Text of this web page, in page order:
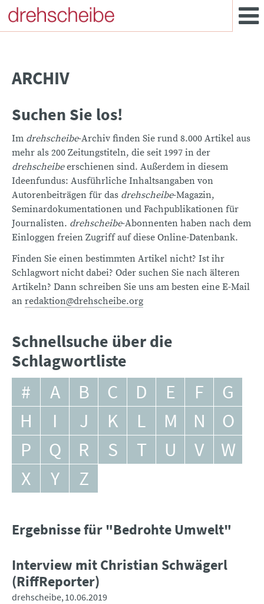
ARCHIV
Suchen Sie los!
Im drehscheibe-Archiv finden Sie rund 8.000 Artikel aus
mehr als 200 Zeitungstiteln, die seit 1997 in der
drehscheibeerschienen sind. Außerdem in diesem
Ideenfundus: Ausführliche Inhaltsangaben von
Autorenbeiträgen für das drehscheibe-Magazin,
Seminardokumentationen und Fachpublikationen für
Journalisten. drehscheibe-Abonnenten haben nach dem
Einloggen freien Zugriff auf diese Online-Datenbank.
Finden Sie einen bestimmten Artikel nicht? Ist ihr
Schlagwort nicht dabei? Oder suchen Sie nach älteren
Artikeln? Dann schreiben Sie uns am besten eine E-Mail
an redaktion@drehscheibe.org
Schnellsuche über die
Schlagwortliste
# A B C D E F
G
H
I J K L M N
O
P
Q R S T U V
W
X
Y Z
Ergebnisse für "Bedrohte Umwelt"
Interview mit Christian Schwägerl
(RiffReporter)
drehscheibe 10.06.2019